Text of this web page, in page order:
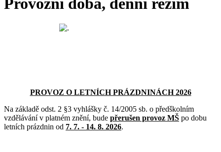
Provozní doba, denní režim
PROVOZ O LETNÍCH PRÁZDNINÁCH 2026
Na základě odst. 2 §3 vyhlášky č. 14/2005 sb. o předškolním
vzdělávání v platném znění, bude přerušen provoz MŠ po dobu
letních prázdnin od 7. 7. - 14. 8. 2026.